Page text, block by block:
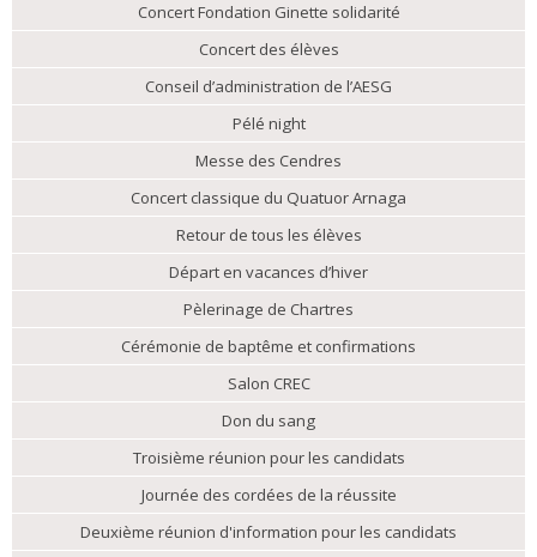
Concert Fondation Ginette solidarité
Concert des élèves
Conseil d’administration de l’AESG
Pélé night
Messe des Cendres
Concert classique du Quatuor Arnaga
Retour de tous les élèves
Départ en vacances d’hiver
Pèlerinage de Chartres
Cérémonie de baptême et confirmations
Salon CREC
Don du sang
Troisième réunion pour les candidats
Journée des cordées de la réussite
Deuxième réunion d'information pour les candidats